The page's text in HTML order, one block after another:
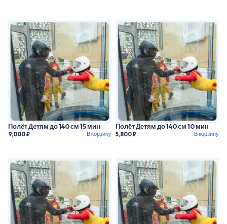
Полёт Детям до 140 см 15 мин
9,000 ₽ В корзину
Полёт Детям до 140 см 10 мин
5,800 ₽ В корзину